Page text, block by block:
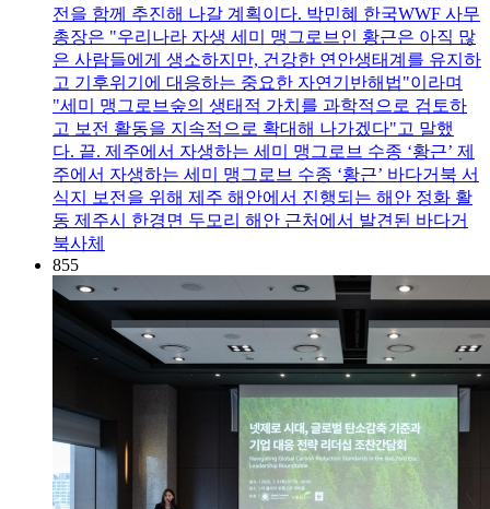
전을 함께 추진해 나갈 계획이다. 박민혜 한국WWF 사무
총장은 "우리나라 자생 세미 맹그로브인 황근은 아직 많
은 사람들에게 생소하지만, 건강한 연안생태계를 유지하
고 기후위기에 대응하는 중요한 자연기반해법"이라며
"세미 맹그로브숲의 생태적 가치를 과학적으로 검토하
고 보전 활동을 지속적으로 확대해 나가겠다"고 말했
다. 끝. 제주에서 자생하는 세미 맹그로브 수종 ‘황근’ 제
주에서 자생하는 세미 맹그로브 수종 ‘황근’ 바다거북 서
식지 보전을 위해 제주 해안에서 진행되는 해안 정화 활
동 제주시 한경면 두모리 해안 근처에서 발견된 바다거
북사체
855